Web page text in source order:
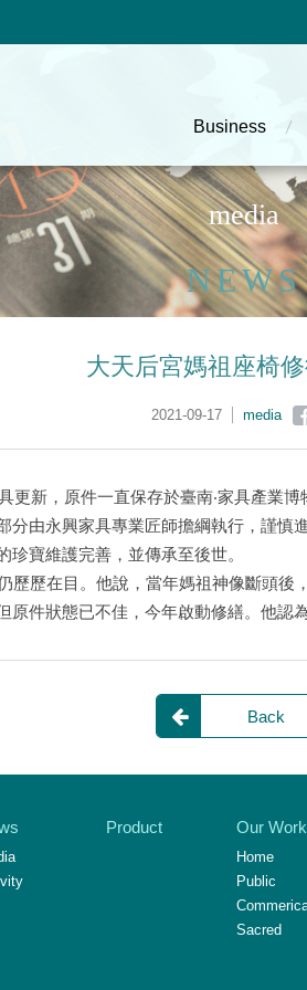
主選單Business
NEWS
media
大天后宮媽祖座椅
2021-09-17 media
更新，原件一直保存於臺南‧家具產業
由永興家具專業匠師擔綱執行，謹
寶維護完善，並傳承至後世。
歷歷在目。他說，當年媽祖神像斷頭
件狀態已不佳，今年啟動修繕。他認
Back
Product Our
Home
Public
Sacred